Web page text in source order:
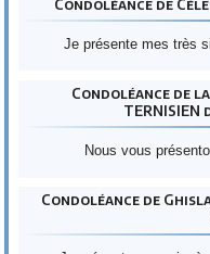
Condoléance de
Je présente mes très
Condoléance de
Nous vous
Condoléance de